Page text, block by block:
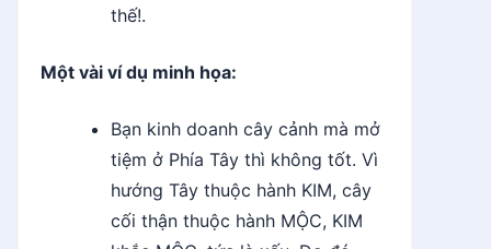
thế!.
Một vài ví dụ minh họa:
Bạn kinh doanh cây cảnh mà mở
tiệm ở Phía Tây thì không tốt. Vì
hướng Tây thuộc hành KIM, cây
cối thận thuộc hành MỘC, KIM